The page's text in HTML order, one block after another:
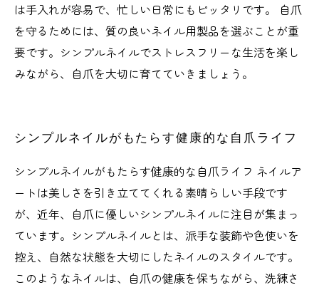
は手入れが容易で、忙しい日常にもピッタリです。 自爪
を守るためには、質の良いネイル用製品を選ぶことが重
要です。シンプルネイルでストレスフリーな生活を楽し
みながら、自爪を大切に育てていきましょう。
シンプルネイルがもたらす健康的な自爪ライフ
シンプルネイルがもたらす健康的な自爪ライフ ネイルア
ートは美しさを引き立ててくれる素晴らしい手段です
が、近年、自爪に優しいシンプルネイルに注目が集まっ
ています。シンプルネイルとは、派手な装飾や色使いを
控え、自然な状態を大切にしたネイルのスタイルです。
このようなネイルは、自爪の健康を保ちながら、洗練さ